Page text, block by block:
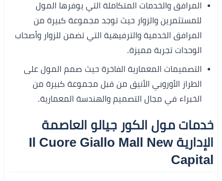
المرافق والخدمات المتكاملة التي يوفرها المول
للمستثمرين والزوار حيث توجد مجموعة كبيرة من
المرافق الخدمية والترفيهية التي تضمن للزوار وأصحاب
الوحدات تجربة مميزة.
التصميمات المعمارية الفاخرة حيث صمم المول على
الطراز الأوروبي الأنيق من قبل مجموعة كبيرة من
الخبراء في مجال التصميم والهندسة المعمارية.
خدمات مول الكور جيالو العاصمة
الإدارية Il Cuore Giallo Mall New
Capital